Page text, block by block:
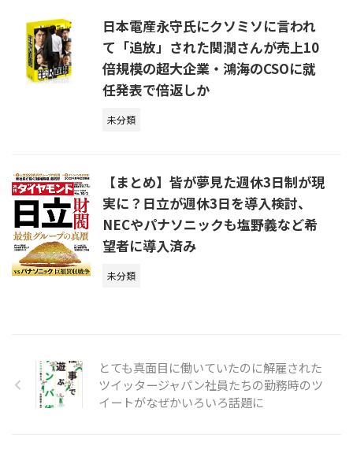
日本電産永守氏にクソミソに言われ
て「追放」された関潤さんが売上10
倍規模の超大企業・鴻海のCSOに就
任発表で倍返しか
未分類
【まとめ】皆が夢見た週休3日制が現
実に？日立が週休3日を導入検討、
NECやパナソニックも塩野義など希
望者に導入済み
未分類
とても真面目に働いていたのに解雇された
ツイッタージャパン社員たちの勤務時のツ
イートがなぜかいろいろ話題に